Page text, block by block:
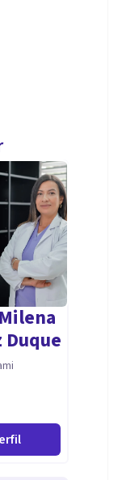
salud.